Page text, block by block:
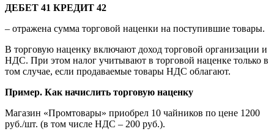
ДЕБЕТ 41 КРЕДИТ 42
– отражена сумма торговой наценки на поступившие товары.
В торговую наценку включают доход торговой организации и
НДС. При этом налог учитывают в торговой наценке только в
том случае, если продаваемые товары НДС облагают.
Пример. Как начислить торговую наценку
Магазин «Промтовары» приобрел 10 чайников по цене 1200
руб./шт. (в том числе НДС – 200 руб.).